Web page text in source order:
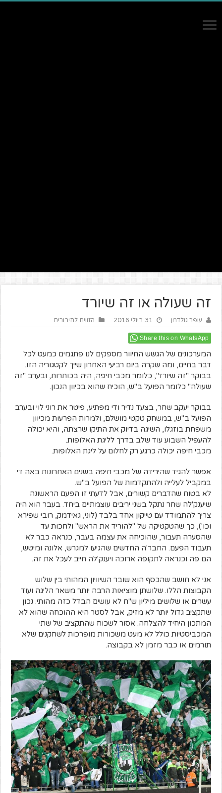
זה שעולה או זה שיורד
עופר גולדמן 31 ביולי 2016 הזווית לחיבורים
Share this on WhatsApp
המערכונים של הגשש החיוור מספקים לנו פתגמים כמעט לכל
דבר בחיים, ומה שקרה ביום רביעי האחרון שייך לקטגוריה הזו.
בבוקר "זה שיורד", כלומר מכבי חיפה, היה בכותרות, ובערב "זה
שעולה" כלומר הפועל ב"ש, הוכיח שהוא בכיוון הנכון.
בבוקר יעקב שחר, בצעד נדיר ודי מפתיע, פיטר את רוני לוי ובערב
הפועל ב"ש, במשחק טקטי מושלם, ולמרות הפרעות מכיוון
משפחת בוזגלו, השיגה בדיוק את התיקו שרצתה, והיא יכולה
להעפיל השבוע עוד שלב בדרך לליגת האלופות.
מכבי חיפה יכולה כרגע רק לחלום על ליגת האלופות.
אפשר להגיד שהירידה של מכבי חיפה בשנים האחרונות באה די
במקביל לעלייה ולהתקדמות של הפועל ב"ש.
לא בטוח שהדברים קשורים, אבל לדעתי זו הפעם הראשונה
שיענק'לה שחר נתקל בשני יריבים עוצמתיים ביחד. בעבר הוא היה
צריך להתמודד עם טייקון אחד בלבד (לוני, גאידמק, רובי שפירא
וכו'), כך שהטקטיקה של "להוריד את הראש" ולחכות עד
שהסערה תעבור, שהוכיחה את עצמה בעבר, כנראה כבר לא
תעבוד הפעם. החבר'ה החדשים שהגיעו למגרש, אלונה ומיטש,
הם פה וכנראה לתקופה ארוכה ויענק'לה חייב לעכל את זה.
אני לא חושב שהכסף הוא שובר השיוויון המהותי בין שלוש
הקבוצות הללו. שלושתן מוציאות הרבה יותר משאר הליגה ועוד
עשרים או שלושים מיליון ש"ח לא עושים הבדל כזה מהותי. נכון
שתקציב גדול יותר לא מזיק, אבל לסטר היא ההוכחה שהוא לא
המתכון היחיד להצלחה. אסור לשכוח שהתקציב של שתי
המכביסטיות כולל לא מעט משכורות מופרכות לשחקנים שלא
תורמים או כבר מזמן לא בקבוצה.